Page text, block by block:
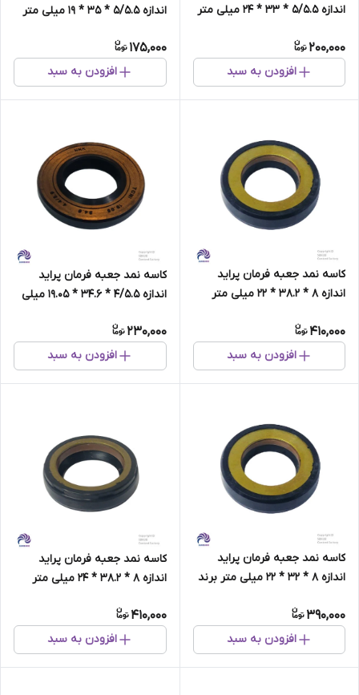
اندازه 5/5.5 * 33 * 24 میلی متر
200,000
افزودن به سبد
اندازه 5/5.5 * 35 * 19 میلی متر
175,000
افزودن به سبد
کاسه نمد جعبه فرمان پراید
اندازه 8 * 38.2 * 22 میلی متر
410,000
افزودن به سبد
کاسه نمد جعبه فرمان پراید
اندازه 4/5.5 * 34.6 * 19.05 میلی
230,000
افزودن به سبد
کاسه نمد جعبه فرمان پراید
اندازه 8 * 32 * 22 میلی متر برند
390,000
افزودن به سبد
کاسه نمد جعبه فرمان پراید
اندازه 8 * 38.2 * 24 میلی متر
410,000
افزودن به سبد